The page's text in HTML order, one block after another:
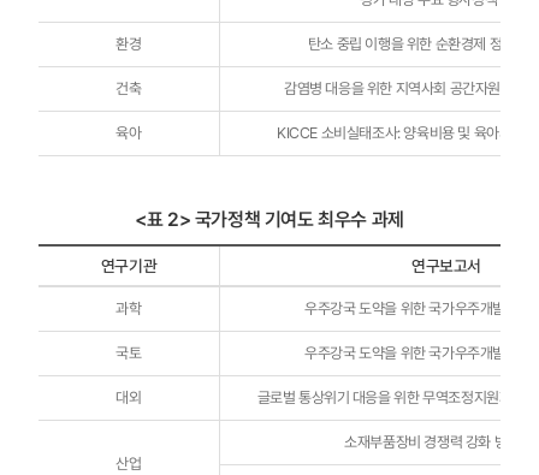
환경 탄소 중립 이행을 위한 순환경제 정책 로
건축 감염병 대응을 위한 지역사회 공간자원 활용
육아 KICCE 소비실태조사: 양육비용 및 육아서비
<표 2> 국가정책 기여도 최우수 과제
-
연구기관 연구보고서
과학 우주강국 도약을 위한 국가우주개발체제
국토 우주강국 도약을 위한 국가우주개발체제
대외 글로벌 통상위기 대응을 위한 무역조정지원제도
산업
소재부품장비 경쟁력 강화 방안 연